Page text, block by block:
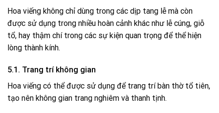
Hoa viếng không chỉ dùng trong các dịp tang lễ mà còn
được sử dụng trong nhiều hoàn cảnh khác như lễ cúng, giỗ
tổ, hay thậm chí trong các sự kiện quan trọng để thể hiện
lòng thành kính.
5.1. Trang trí không gian
Hoa viếng có thể được sử dụng để trang trí bàn thờ tổ tiên,
tạo nên không gian trang nghiêm và thanh tịnh.